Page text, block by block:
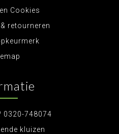
Cookies
retourneren
0320-748074
kluizen